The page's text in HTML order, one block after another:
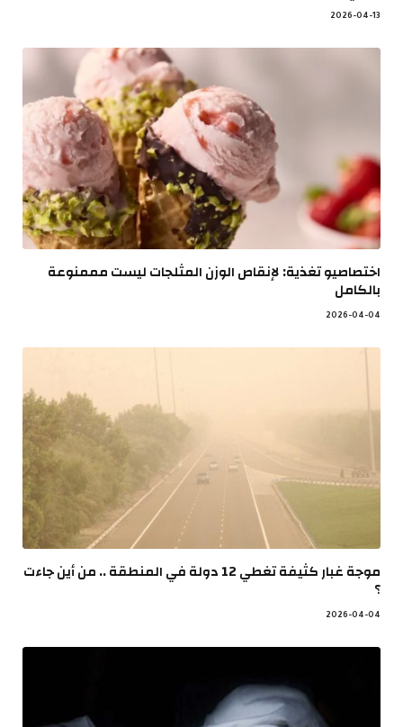
2026-04-13
اختصاصيو تغذية: لإنقاص الوزن المثلجات ليست مممنوعة
بالكامل
2026-04-04
موجة غبار كثيفة تغطي 12 دولة في المنطقة .. من أين جاءت
؟
2026-04-04